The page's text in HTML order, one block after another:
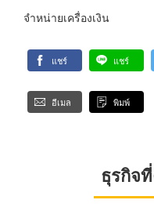
จำหน่ายเครื่องเงิน
แชร์ แชร์
อีเมล พิมพ์
ธุรกิจ